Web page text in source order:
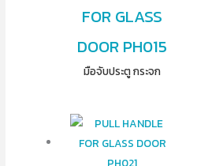
FOR GLASS
DOOR PH015
มือจับประตู กระจก